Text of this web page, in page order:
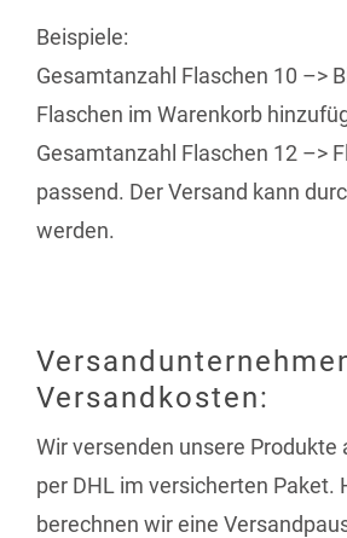
Beispiele:
Gesamtanzahl Flaschen 10 –>
Flaschen im Warenkorb
Gesamtanzahl Flaschen 12 –>
passend. Der Versand kann
werden.
Versandkosten:
Wir versenden unsere Produkte
per DHL im versicherten Paket.
berechnen wir eine